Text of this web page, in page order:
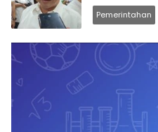
Pemerintahan